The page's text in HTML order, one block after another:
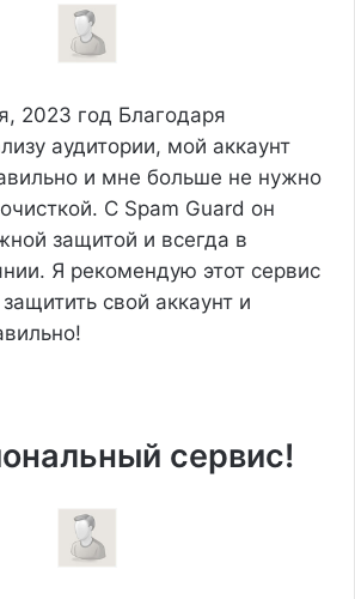
2023 год Благодаря
аудитории, мой аккаунт
и мне больше не нужно
С Spam Guard он
защитой и всегда в
Я рекомендую этот сервис
свой аккаунт и
сервис!